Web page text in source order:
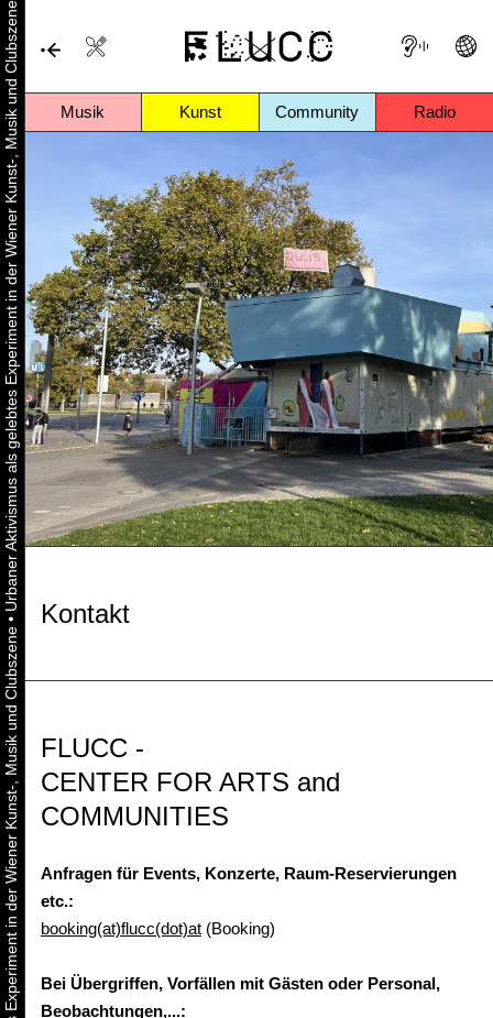
Musik Kunst Community Radio
•
Urbaner Aktivismus als gelebtes Experiment in der Wiener Kunst-, Musik und Clubszene
Kontakt
FLUCC -
CENTER FOR ARTS and
COMMUNITIES
Anfragen für Events, Konzerte, Raum-Reservierungen
etc.:
booking(at)flucc(dot)at (Booking)
Bei Übergriffen, Vorfällen mit Gästen oder Personal,
Beobachtungen,...: